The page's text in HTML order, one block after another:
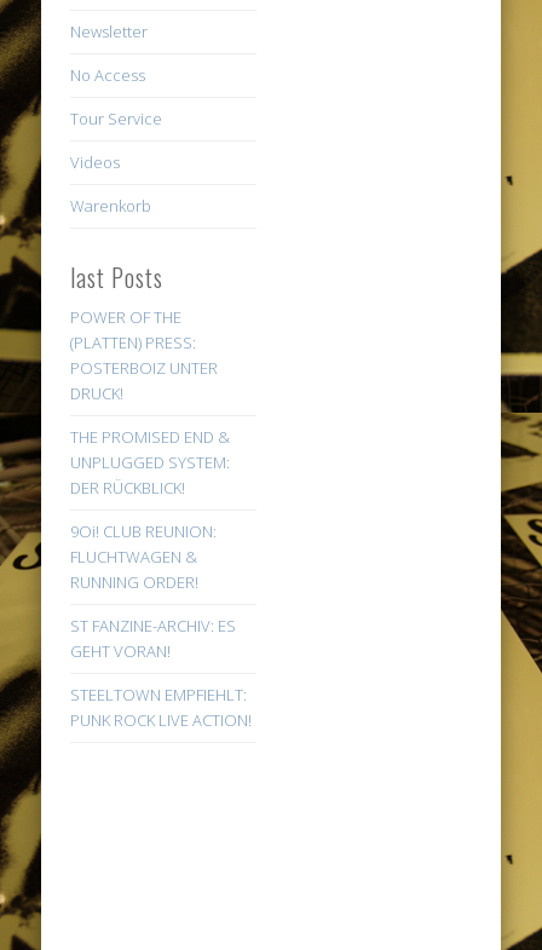
Newsletter
No Access
Tour Service
Videos
Warenkorb
last Posts
POWER OF THE
(PLATTEN) PRESS:
POSTERBOIZ UNTER
DRUCK!
THE PROMISED END &
UNPLUGGED SYSTEM:
DER RÜCKBLICK!
9Oi! CLUB REUNION:
FLUCHTWAGEN &
RUNNING ORDER!
ST FANZINE-ARCHIV: ES
GEHT VORAN!
STEELTOWN EMPFIEHLT:
PUNK ROCK LIVE ACTION!